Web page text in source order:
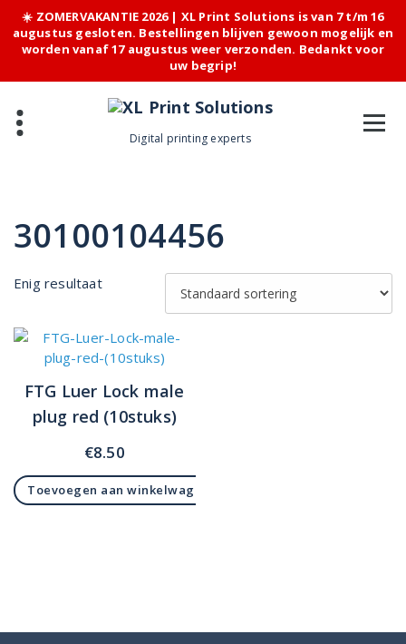
☀️ ZOMERVAKANTIE 2026 | XL Print Solutions is van 7 t/m 16
augustus gesloten. Bestellingen blijven gewoon mogelijk en
worden vanaf 17 augustus weer verzonden. Bedankt voor
uw begrip!
content
Digital printing experts
30100104456
Enig resultaat
FTG Luer Lock male
plug red (10stuks)
€8.50
Toevoegen aan winkelwagen